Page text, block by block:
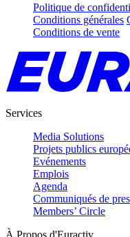
Politique de
Conditions générales
Conditions de vente
Services
Media Solutions
Projets publics
Evénements
Emplois
Agenda
Communiqués de
Members’ Circle
À Propos d'Euractiv